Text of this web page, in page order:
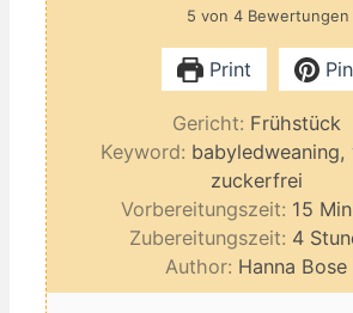
5 von 4 Bewertungen
Print Pin
Gericht: Frühstück
Keyword: babyledweaning,
zuckerfrei
Vorbereitungszeit: 15
Zubereitungszeit: 4
Author: Hanna Bose